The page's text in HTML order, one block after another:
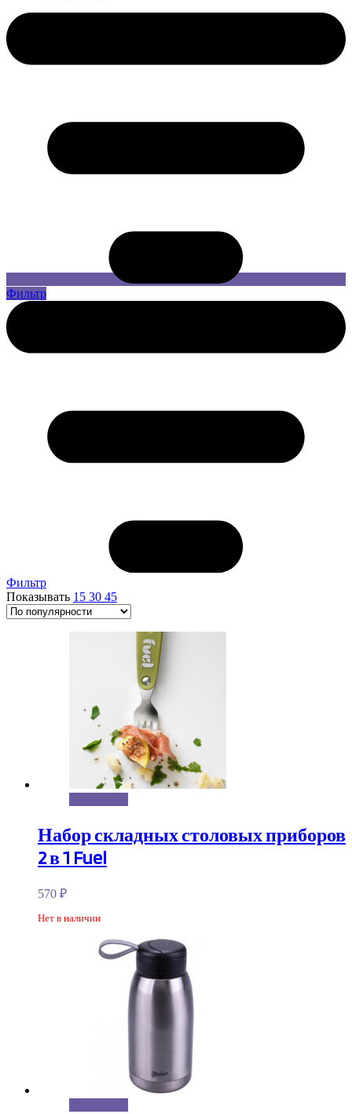
Фильтр
Фильтр
Показывать 15 30 45
Набор складных столовых приборов
2 в 1 Fuel
570 ₽
Нет в наличии